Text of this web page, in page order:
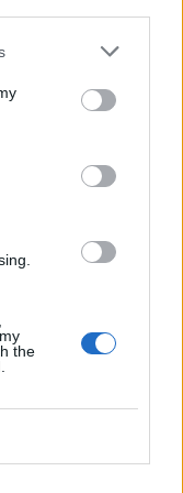
the
внатрешната
со ритуалниот
куќата и
низ вратата. Во
убави куќи,
Евреинот со
биле чести во
и до денес.
(амајлии) и
обичаи,
симбол со "